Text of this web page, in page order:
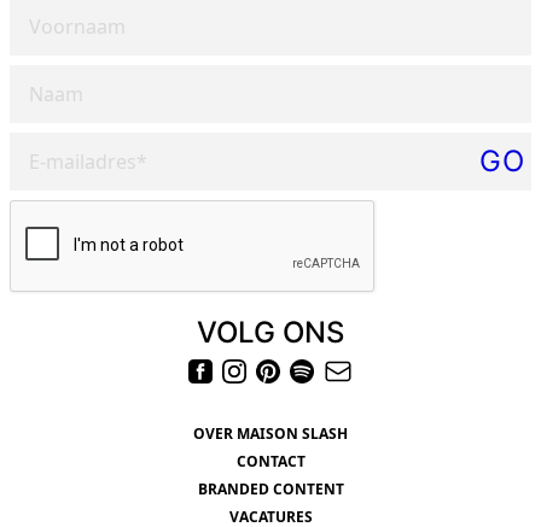
GO
VOLG ONS
OVER MAISON SLASH
CONTACT
BRANDED CONTENT
VACATURES